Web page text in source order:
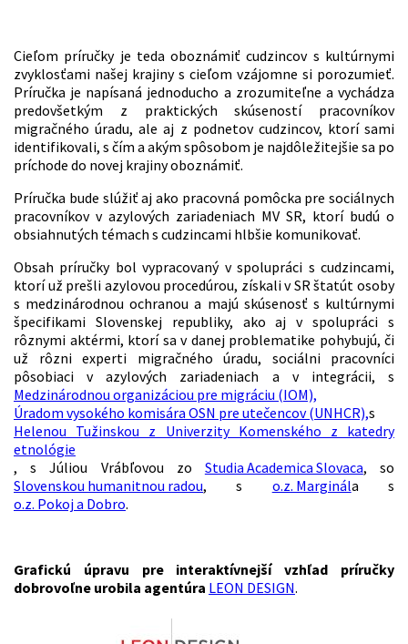
Cieľom príručky je teda oboznámiť cudzincov s kultúrnymi
zvyklosťami našej krajiny s cieľom vzájomne si porozumieť.
Príručka je napísaná jednoducho a zrozumiteľne a vychádza
predovšetkým z praktických skúseností pracovníkov
migračného úradu, ale aj z podnetov cudzincov, ktorí sami
identifikovali, s čím a akým spôsobom je najdôležitejšie sa po
príchode do novej krajiny oboznámiť.
Príručka bude slúžiť aj ako pracovná pomôcka pre sociálnych
pracovníkov v azylových zariadeniach MV SR, ktorí budú o
obsiahnutých témach s cudzincami hlbšie komunikovať.
Obsah príručky bol vypracovaný v spolupráci s cudzincami,
ktorí už prešli azylovou procedúrou, získali v SR štatút osoby
s medzinárodnou ochranou a majú skúsenosť s kultúrnymi
špecifikami Slovenskej republiky, ako aj v spolupráci s
rôznymi aktérmi, ktorí sa v danej problematike pohybujú, či
už rôzni experti migračného úradu, sociálni pracovníci
pôsobiaci v azylových zariadeniach a v integrácii, s
Medzinárodnou organizáciou pre migráciu (IOM),
Úradom vysokého komisára OSN pre utečencov (UNHCR),s
Helenou Tužinskou z Univerzity Komenského z katedry
etnológie
, s Júliou Vrábľovou zo Studia Academica Slovaca, so
Slovenskou humanitnou radou, s o.z. Marginála s
o.z. Pokoj a Dobro.
Grafickú úpravu pre interaktívnejší vzhľad príručky
dobrovoľne urobila agentúra LEON DESIGN.